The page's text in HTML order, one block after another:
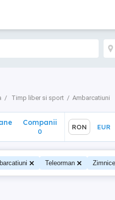
Timp liber si sport Ambarcatiuni
Companii
0
RON EUR
Teleorman